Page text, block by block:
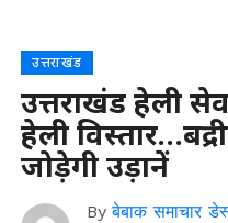
उत्तराखंड
उत्तराखंड हेली
हेली
जोड़ेगी उड़ानें
By बेबाक समाचार